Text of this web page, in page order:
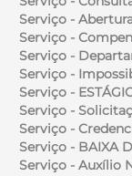
Serviço -
Serviço -
Serviço -
Serviço -
Serviço -
Serviço -
Serviço -
Serviço - BAIXA
Serviço - Auxílio